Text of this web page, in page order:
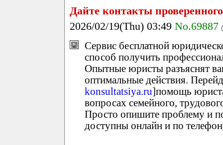
Дайте контакты
2026/02/19(Thu) 03:49 No.69887
Сервис бесплатной
способ получить
Опытные юристы разъяснят
оптимальные действия.
konsultatsiya.ru]помощь
вопросах семейного,
Просто опишите проблему и
доступны онлайн и по